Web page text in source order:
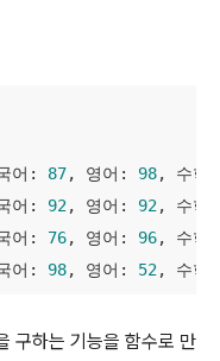
어: 87, 영어: 98, 수
어: 92, 영어: 92, 수
어: 76, 영어: 96, 수
어: 98, 영어: 52, 수
구하는 기능을 함수로 만